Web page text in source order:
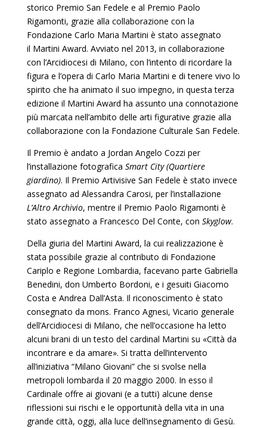
storico Premio San Fedele e al Premio Paolo
Rigamonti, grazie alla collaborazione con la
Fondazione Carlo Maria Martini è stato assegnato
il Martini Award. Avviato nel 2013, in collaborazione
con l’Arcidiocesi di Milano, con l’intento di ricordare la
figura e l’opera di Carlo Maria Martini e di tenere vivo lo
spirito che ha animato il suo impegno, in questa terza
edizione il Martini Award ha assunto una connotazione
più marcata nell’ambito delle arti figurative grazie alla
collaborazione con la Fondazione Culturale San Fedele.
Il Premio è andato a Jordan Angelo Cozzi per
l’installazione fotografica Smart City (Quartiere
giardino). Il Premio Artivisive San Fedele è stato invece
assegnato ad Alessandra Carosi, per l’installazione
L’Altro Archivio, mentre il Premio Paolo Rigamonti è
stato assegnato a Francesco Del Conte, con Skyglow.
Della giuria del Martini Award, la cui realizzazione è
stata possibile grazie al contributo di Fondazione
Cariplo e Regione Lombardia, facevano parte Gabriella
Benedini, don Umberto Bordoni, e i gesuiti Giacomo
Costa e Andrea Dall’Asta. Il riconoscimento è stato
consegnato da mons. Franco Agnesi, Vicario generale
dell’Arcidiocesi di Milano, che nell’occasione ha letto
alcuni brani di un testo del cardinal Martini su «Città da
incontrare e da amare». Si tratta dell’intervento
all’iniziativa “Milano Giovani” che si svolse nella
metropoli lombarda il 20 maggio 2000. In esso il
Cardinale offre ai giovani (e a tutti) alcune dense
riflessioni sui rischi e le opportunità della vita in una
grande città, oggi, alla luce dell’insegnamento di Gesù.